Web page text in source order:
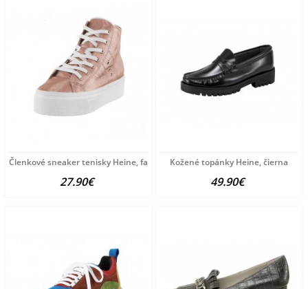
Členkové sneaker tenisky Heine, farba ružové zlato
27.90€
Kožené topánky Heine, čierna
49.90€